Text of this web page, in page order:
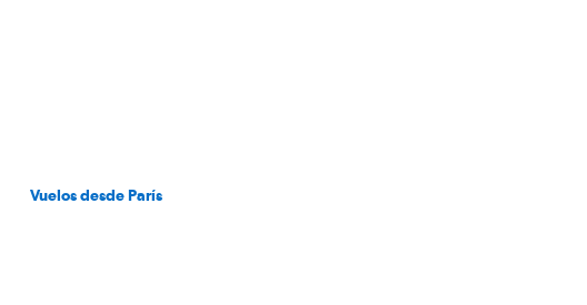
Vuelos desde París